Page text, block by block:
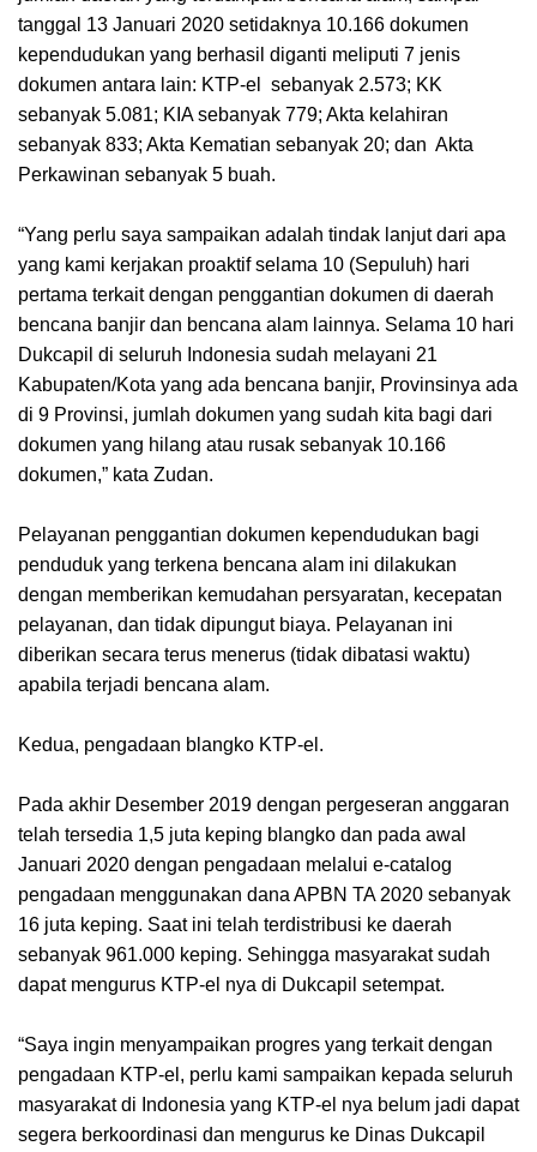
tanggal 13 Januari 2020 setidaknya 10.166 dokumen
kependudukan yang berhasil diganti meliputi 7 jenis
dokumen antara lain: KTP-el sebanyak 2.573; KK
sebanyak 5.081; KIA sebanyak 779; Akta kelahiran
sebanyak 833; Akta Kematian sebanyak 20; dan Akta
Perkawinan sebanyak 5 buah.
“Yang perlu saya sampaikan adalah tindak lanjut dari apa
yang kami kerjakan proaktif selama 10 (Sepuluh) hari
pertama terkait dengan penggantian dokumen di daerah
bencana banjir dan bencana alam lainnya. Selama 10 hari
Dukcapil di seluruh Indonesia sudah melayani 21
Kabupaten/Kota yang ada bencana banjir, Provinsinya ada
di 9 Provinsi, jumlah dokumen yang sudah kita bagi dari
dokumen yang hilang atau rusak sebanyak 10.166
dokumen,” kata Zudan.
Pelayanan penggantian dokumen kependudukan bagi
penduduk yang terkena bencana alam ini dilakukan
dengan memberikan kemudahan persyaratan, kecepatan
pelayanan, dan tidak dipungut biaya. Pelayanan ini
diberikan secara terus menerus (tidak dibatasi waktu)
apabila terjadi bencana alam.
Kedua, pengadaan blangko KTP-el.
Pada akhir Desember 2019 dengan pergeseran anggaran
telah tersedia 1,5 juta keping blangko dan pada awal
Januari 2020 dengan pengadaan melalui e-catalog
pengadaan menggunakan dana APBN TA 2020 sebanyak
16 juta keping. Saat ini telah terdistribusi ke daerah
sebanyak 961.000 keping. Sehingga masyarakat sudah
dapat mengurus KTP-el nya di Dukcapil setempat.
“Saya ingin menyampaikan progres yang terkait dengan
pengadaan KTP-el, perlu kami sampaikan kepada seluruh
masyarakat di Indonesia yang KTP-el nya belum jadi dapat
segera berkoordinasi dan mengurus ke Dinas Dukcapil